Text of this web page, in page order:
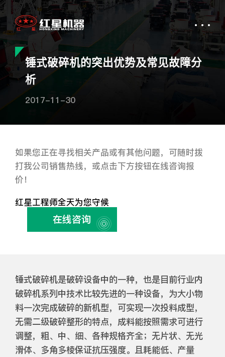
锤式破碎机的突出优势及常见故障分
析
2017-11-30
如果您正在寻找相关产品或有其他问题，可随时拨
打我公司销售热线，或点击下方按钮在线咨询报
价！
红星工程师全天为您守候
在线咨询
锤式破碎机是破碎设备中的一种，也是目前行业内
破碎机系列中技术比较先进的一种设备，为大小物
料一次完成破碎的新机型，可实现一次投料成型，
无需二级破碎整形的特点，成料能按照需求可进行
调整，粗、中、细、各种规格齐全；无片状、无光
滑体、多角多棱保证抗压强度。且耗能低、产量